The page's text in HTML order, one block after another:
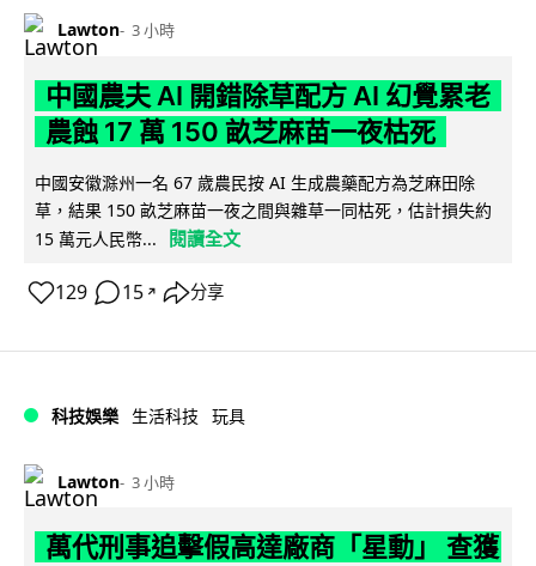
Lawton 3 小時
中國農夫 AI 開錯除草配方 AI 幻覺累老
農蝕 17 萬 150 畝芝麻苗一夜枯死
中國安徽滁州一名 67 歲農民按 AI 生成農藥配方為芝麻田除
草，結果 150 畝芝麻苗一夜之間與雜草一同枯死，估計損失約
15 萬元人民幣...
閱讀全文
129 15 ↗ 分享
科技娛樂 生活科技 玩具
Lawton 3 小時
萬代刑事追擊假高達廠商「星動」 查獲